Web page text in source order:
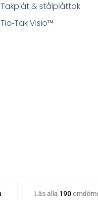
Takplåt & stålplåttak
Tio‑Tak Visio™